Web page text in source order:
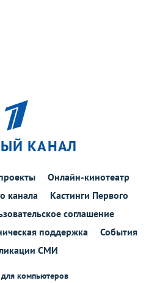
КАНАЛ
Онлайн-кинотеатр
канала
Кастинги Первого
соглашение
поддержка
События
СМИ
компьютеров